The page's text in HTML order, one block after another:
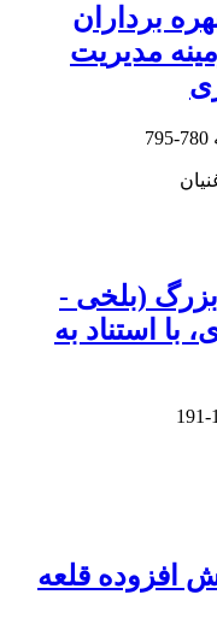
برداران
مدیریت
780-795
(بلخی -
استناد به
افزوده قلعه